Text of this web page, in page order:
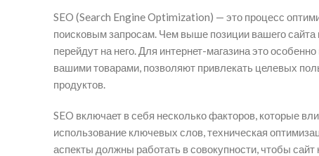
SEO (Search Engine Optimization) — это процесс
поисковым запросам. Чем выше позиции вашего сайта
перейдут на него. Для интернет-магазина это
вашими товарами, позволяют привлекать целевых
продуктов.
SEO включает в себя несколько факторов, которые
использование ключевых слов, техническая
аспекты должны работать в совокупности, чтобы